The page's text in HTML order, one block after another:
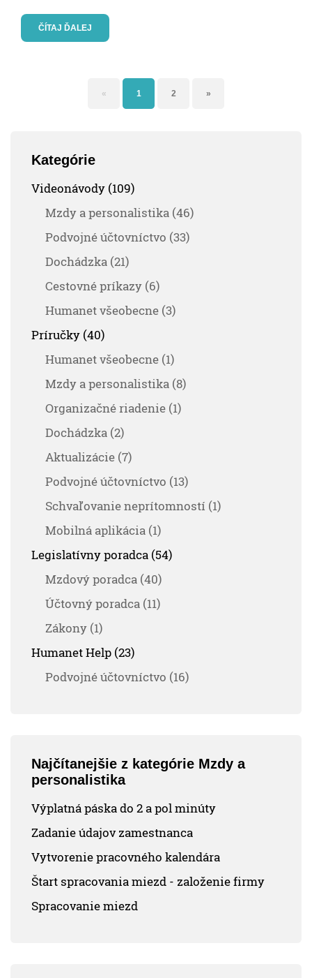
ČÍTAJ ĎALEJ
« 1 2 »
Kategórie
Videonávody (109)
Mzdy a personalistika (46)
Podvojné účtovníctvo (33)
Dochádzka (21)
Cestovné príkazy (6)
Humanet všeobecne (3)
Príručky (40)
Humanet všeobecne (1)
Mzdy a personalistika (8)
Organizačné riadenie (1)
Dochádzka (2)
Aktualizácie (7)
Podvojné účtovníctvo (13)
Schvaľovanie neprítomností (1)
Mobilná aplikácia (1)
Legislatívny poradca (54)
Mzdový poradca (40)
Účtovný poradca (11)
Zákony (1)
Humanet Help (23)
Podvojné účtovníctvo (16)
Najčítanejšie z kategórie Mzdy a
personalistika
Výplatná páska do 2 a pol minúty
Zadanie údajov zamestnanca
Vytvorenie pracovného kalendára
Štart spracovania miezd - založenie firmy
Spracovanie miezd